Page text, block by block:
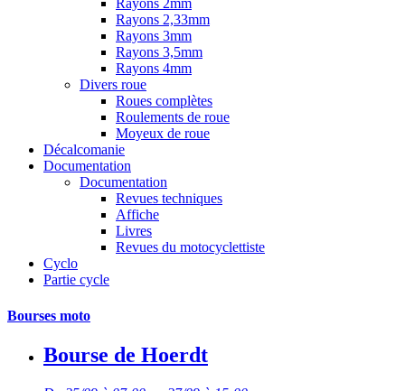
Rayons 2mm
Rayons 2,33mm
Rayons 3mm
Rayons 3,5mm
Rayons 4mm
Divers roue
Roues complètes
Roulements de roue
Moyeux de roue
Décalcomanie
Documentation
Documentation
Revues techniques
Affiche
Livres
Revues du motocyclettiste
Cyclo
Partie cycle
Bourses moto
Bourse de Hoerdt